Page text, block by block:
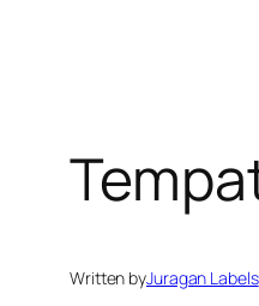
Written byJuragan Labels